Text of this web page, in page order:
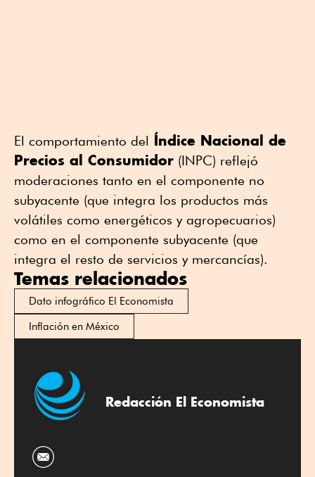
El comportamiento del Índice Nacional de
Precios al Consumidor (INPC) reflejó
moderaciones tanto en el componente no
subyacente (que integra los productos más
volátiles como energéticos y agropecuarios)
como en el componente subyacente (que
integra el resto de servicios y mercancías).
Temas relacionados
Dato infográfico El Economista
Inflación en México
Redacción El Economista